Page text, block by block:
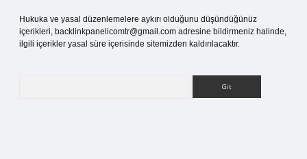
Hukuka ve yasal düzenlemelere aykırı olduğunu düşündüğünüz
içerikleri, backlinkpanelicomtr@gmail.com adresine bildirmeniz halinde,
ilgili içerikler yasal süre içerisinde sitemizden kaldırılacaktır.